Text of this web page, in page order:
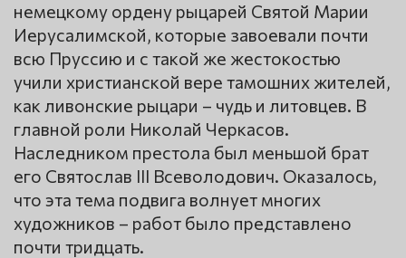
немецкому ордену рыцарей Святой Марии
Иерусалимской, которые завоевали почти
всю Пруссию и с такой же жестокостью
учили христианской вере тамошних жителей,
как ливонские рыцари – чудь и литовцев. В
главной роли Николай Черкасов.
Наследником престола был меньшой брат
его Святослав III Всеволодович. Оказалось,
что эта тема подвига волнует многих
художников – работ было представлено
почти тридцать.